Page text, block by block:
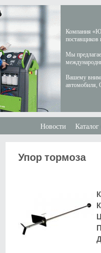
Компания
поставщиков
Мы
Вашему
автомобиля,
Новости
Упор тормоза